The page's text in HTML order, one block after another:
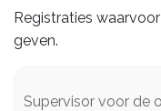
Registraties
geven.
Supervisor voor de